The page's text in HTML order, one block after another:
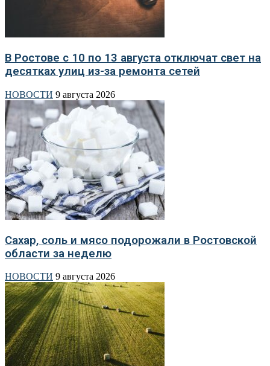
В Ростове с 10 по 13 августа отключат свет на
десятках улиц из-за ремонта сетей
НОВОСТИ 9 августа 2026
Сахар, соль и мясо подорожали в Ростовской
области за неделю
НОВОСТИ 9 августа 2026